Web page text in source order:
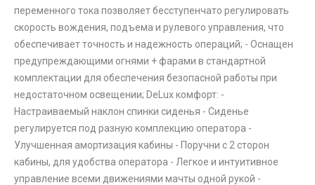
переменного тока позволяет бесступенчато регулировать
скорость вождения, подъема и рулевого управления, что
обеспечивает точность и надежность операций; - Оснащен
предупреждающими огнями + фарами в стандартной
комплектации для обеспечения безопасной работы при
недостаточном освещении; DeLux комфорт: -
Настраиваемый наклон спинки сиденья - Сиденье
регулируется под разную комплекцию оператора -
Улучшенная амортизация кабины - Поручни с 2 сторон
кабины, для удобства оператора - Легкое и интуитивное
управление всеми движениями мачты одной рукой -